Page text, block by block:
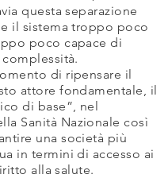
questa separazione
il sistema troppo poco
poco capace di
di ripensare il
attore fondamentale, il
di base”, nel
Sanità Nazionale così
una società più
in termini di accesso ai
alla salute.